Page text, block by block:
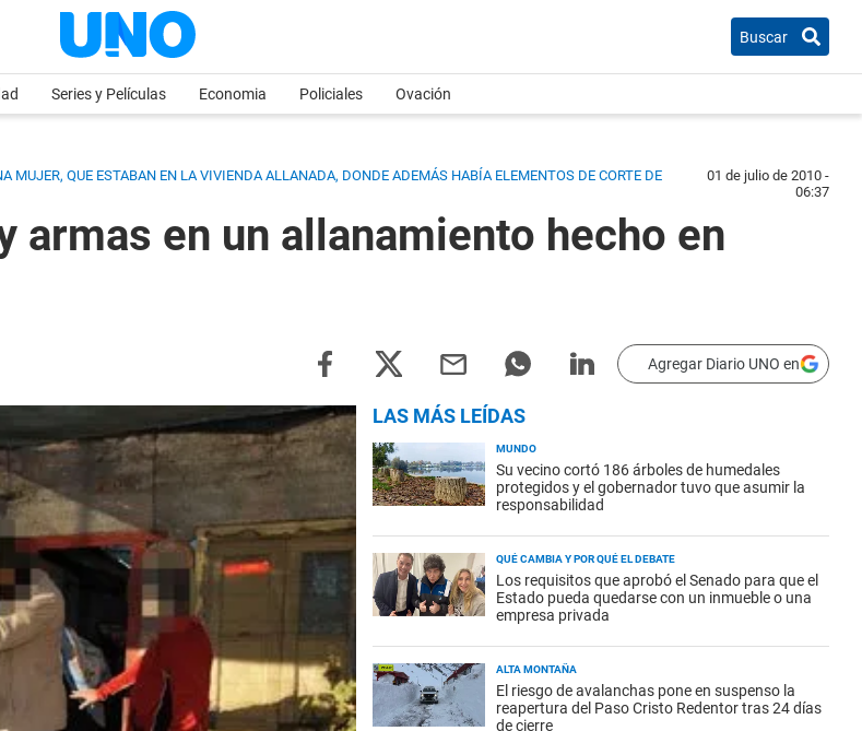
Buscar
Series y Películas Economia Policiales Ovación
MUJER, QUE ESTABAN EN LA VIVIENDA ALLANADA, DONDE ADEMÁS HABÍA ELEMENTOS DE CORTE DE
01 de julio de 2010 -
06:37
armas en un allanamiento hecho en
Agregar Diario UNO en
LAS MÁS LEÍDAS
MUNDO
Su vecino cortó 186 árboles de humedales
protegidos y el gobernador tuvo que asumir la
responsabilidad
QUÉ CAMBIA Y POR QUÉ EL DEBATE
Los requisitos que aprobó el Senado para que el
Estado pueda quedarse con un inmueble o una
empresa privada
ALTA MONTAÑA
El riesgo de avalanchas pone en suspenso la
reapertura del Paso Cristo Redentor tras 24 días
de cierre